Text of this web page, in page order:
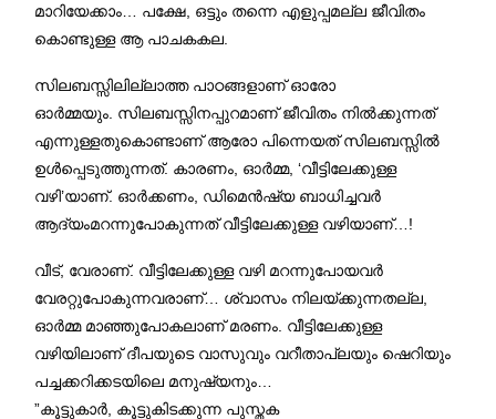
മാറിയേക്കാം… പക്ഷേ, ഒട്ടും തന്നെ എളുപ്പമല്ല ജീവിതം
കൊണ്ടുള്ള ആ പാചകകല.
സിലബസ്സിലില്ലാത്ത പാഠങ്ങളാണ് ഓരോ
ഓര്‍മ്മയും. സിലബസ്സിനപ്പുറമാണ് ജീവിതം നില്‍ക്കുന്നത്
എന്നുള്ളതുകൊണ്ടാണ് ആരോ പിന്നെയത് സിലബസ്സില്‍
ഉള്‍പ്പെടുത്തുന്നത്. കാരണം, ഓര്‍മ്മ, ‘വീട്ടിലേക്കുള്ള
വഴി’യാണ്. ഓര്‍ക്കണം, ഡിമെന്‍ഷ്യ ബാധിച്ചവര്‍
ആദ്യംമറന്നുപോകുന്നത് വീട്ടിലേക്കുള്ള വഴിയാണ്…!
വീട്, വേരാണ്. വീട്ടിലേക്കുള്ള വഴി മറന്നുപോയവര്‍
വേരറ്റുപോകുന്നവരാണ്… ശ്വാസം നിലയ്ക്കുന്നതല്ല,
ഓര്‍മ്മ മാഞ്ഞുപോകലാണ് മരണം. വീട്ടിലേക്കുള്ള
വഴിയിലാണ് ദീപയുടെ വാസുവും വറീതാപ്ലയും ഷെറിയും
പച്ചക്കറിക്കടയിലെ മനുഷ്യനും…
”കൂട്ടുകാര്‍, കൂട്ടുകിടക്കുന്ന പുസ്തക